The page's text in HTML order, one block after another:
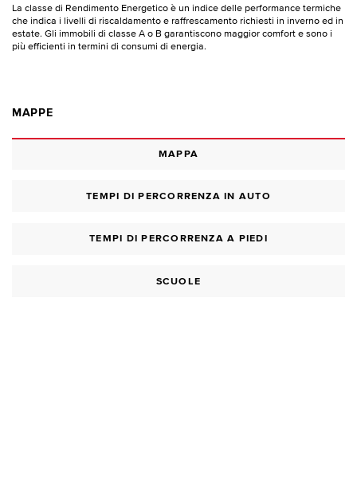
La classe di Rendimento Energetico è un indice delle performance termiche
che indica i livelli di riscaldamento e raffrescamento richiesti in inverno ed in
estate. Gli immobili di classe A o B garantiscono maggior comfort e sono i
più efficienti in termini di consumi di energia.
MAPPE
MAPPA
TEMPI DI PERCORRENZA IN AUTO
TEMPI DI PERCORRENZA A PIEDI
SCUOLE